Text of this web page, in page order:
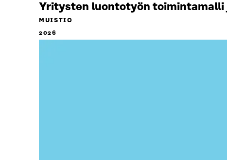
Yritysten luontotyön toimintamalli
MUISTIO
2026